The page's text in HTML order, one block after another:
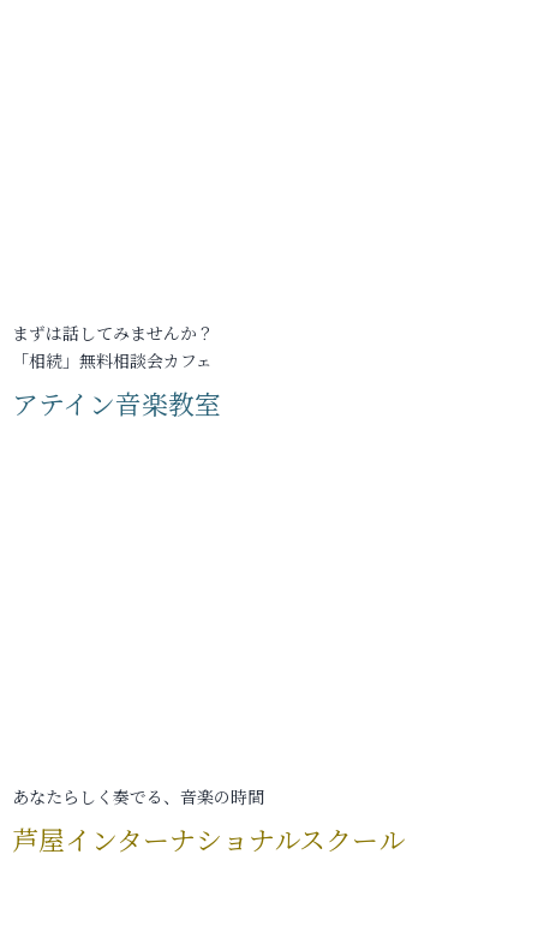
まずは話してみませんか？
「相続」無料相談会カフェ
アテイン音楽教室
あなたらしく奏でる、音楽の時間
芦屋インターナショナルスクール